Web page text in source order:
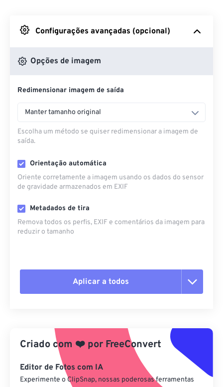
Do Google Drive
Do OneDrive
Da URL
Configurações avançadas (opcional)
Opções de imagem
Redimensionar imagem de saída
Manter tamanho original
Escolha um método se quiser redimensionar a imagem de
saída.
Orientação automática
Oriente corretamente a imagem usando os dados do sensor
de gravidade armazenados em EXIF
Metadados de tira
Remova todos os perfis, EXIF ​​e comentários da imagem para
reduzir o tamanho
Aplicar a todos
Aplicar a partir da predefinição
Salvar como predefinição
Criado com ❤️ por FreeConvert
Editor de Fotos com IA
Experimente o ClipSnap, nossas poderosas ferramentas